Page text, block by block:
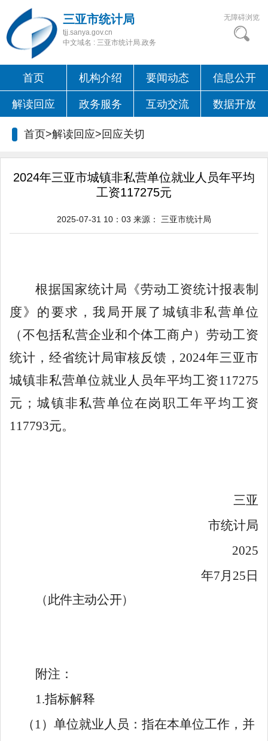
三亚市统计局
tjj.sanya.gov.cn
中文域名 : 三亚市统计局.政务
无障碍浏览
首页 机构介绍 要闻动态 信息公开
解读回应 政务服务 互动交流 数据开放
首页>解读回应> 回应关切
2024年三亚市城镇非私营单位就业人员年平均
工资117275元
2025-07-31 10：03 来源： 三亚市统计局
根据国家统计局《劳动工资统计报表制
度》的要求，我局开展了城镇非私营单位
（不包括私营企业和个体工商户）劳动工资
统计，经省统计局审核反馈， 2024年三亚市
城镇非私营单位就业人员年平均工资1 1 7275
元；城镇非私营单位在岗职工年平均工资
1 1 7793元。
三亚
市统计局
2025
年7 月 25 日
（此件主动公开）
附注：
1 .指标解释
（ 1 ）单位就业人员：指在本单位工作，并